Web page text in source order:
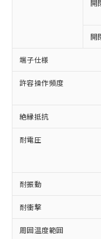
開
開
端子仕様
許容操作頻度
絶縁抵抗
耐電圧
耐振動
耐衝撃
周囲温度範囲
こと
在庫
記載
タに
覧さ
準価
正式
様の
ムロ
オム
在庫
事前
示し
マイ
ビス
むを得ず変
*EU RoHS指令
鉛(Pb)
ミウム(Cd)
六価クロム
類(PBB)
(PBDE)
ル) (DEHP)(別
(DIBP) 1000ppm
但し、RoHS指
フタル酸エステ
図的な使用がな
部品在庫の
月が前後す
「－」：未
*中国RoHS10
Pb(鉛)
ニル類) :
DBP(フタル酸
イソブチル) :
ル) : 1000ppm、
DEHP(フタル
「ｅ」：有
準値以下で
「10」：通
質が外部に
当社
為替
（以
また
国政府
可)を
当社
全に
いよ
当社
ル、
武器
当社は
場合
該第
販売
法に
○
白